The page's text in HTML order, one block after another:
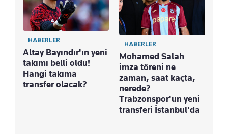
HABERLER
Altay Bayındır'ın yeni
takımı belli oldu!
Hangi takıma
transfer olacak?
HABERLER
Mohamed Salah
imza töreni ne
zaman, saat kaçta,
nerede?
Trabzonspor'un yeni
transferi İstanbul'da